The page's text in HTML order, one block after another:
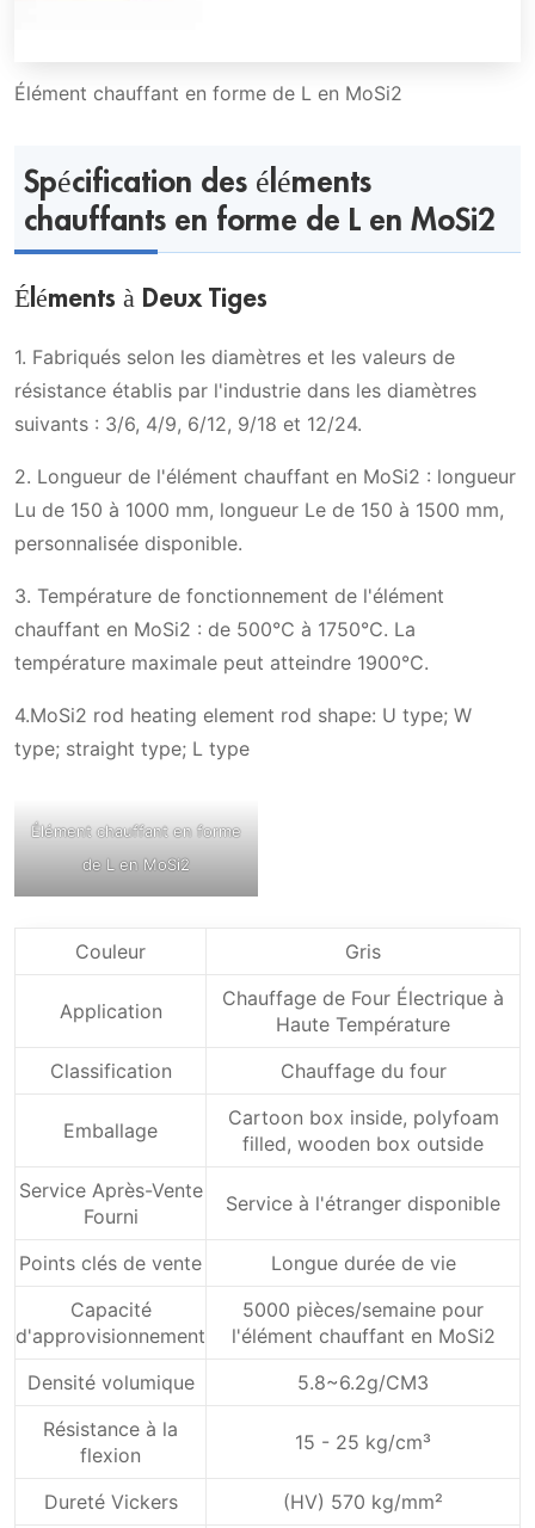
Élément chauffant en forme de L en MoSi2
Spécification des éléments
chauffants en forme de L en MoSi2
Éléments à Deux Tiges
1. Fabriqués selon les diamètres et les valeurs de
résistance établis par l'industrie dans les diamètres
suivants : 3/6, 4/9, 6/12, 9/18 et 12/24.
2. Longueur de l'élément chauffant en MoSi2 : longueur
Lu de 150 à 1000 mm, longueur Le de 150 à 1500 mm,
personnalisée disponible.
3. Température de fonctionnement de l'élément
chauffant en MoSi2 : de 500℃ à 1750℃. La
température maximale peut atteindre 1900℃.
4.MoSi2 rod heating element rod shape: U type; W
type; straight type; L type
Élément chauffant en forme
de L en MoSi2
Couleur Gris
Application
Chauffage de Four Électrique à
Haute Température
Classification
Chauffage du four
Emballage
Cartoon box inside, polyfoam
filled, wooden box outside
Service Après-Vente
Fourni
Service à l'étranger disponible
Points clés de vente
Longue durée de vie
Capacité
d'approvisionnement
5000 pièces/semaine pour
l'élément chauffant en MoSi2
Densité volumique
5.8~6.2g/CM3
Résistance à la
flexion
15 - 25 kg/cm³
Dureté Vickers (HV) 570 kg/mm²